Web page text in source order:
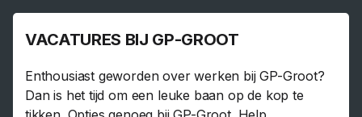
VACATURES BIJ GP-GROOT
Enthousiast geworden over werken bij GP-Groot?
Dan is het tijd om een leuke baan op de kop te